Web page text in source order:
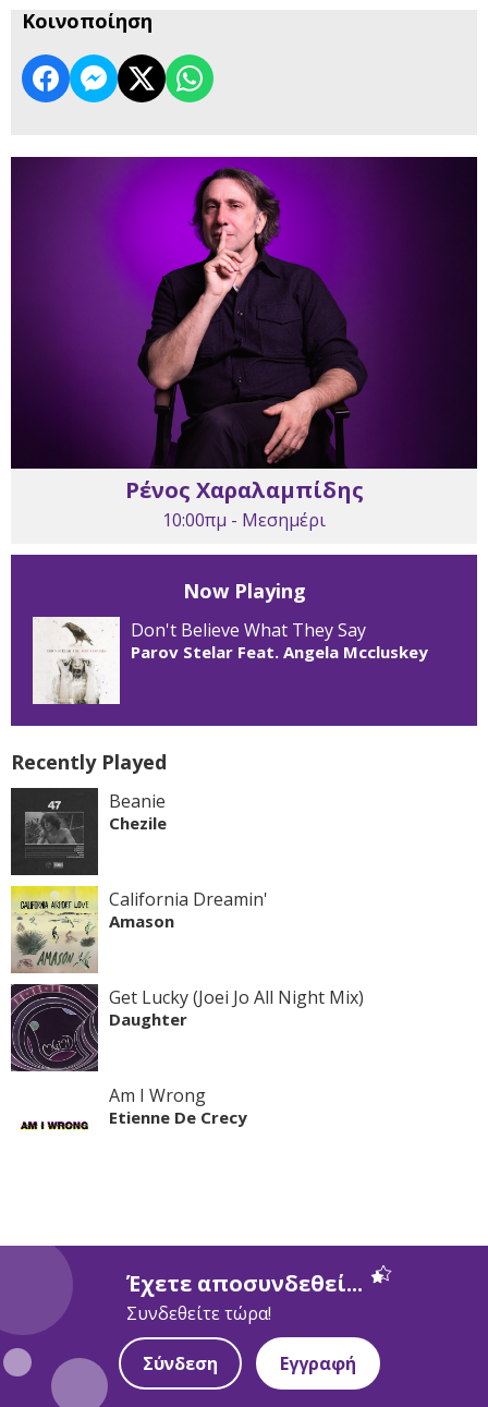
Κοινοποίηση
Ρένος Χαραλαμπίδης
10:00πμ - Μεσημέρι
Now Playing
Don't Believe What They Say
Parov Stelar Feat. Angela Mccluskey
Recently Played
Beanie
Chezile
California Dreamin'
Amason
Get Lucky (Joei Jo All Night Mix)
Daughter
Am I Wrong
Etienne De Crecy
Έχετε αποσυνδεθεί...
Συνδεθείτε τώρα!
Σύνδεση Εγγραφή